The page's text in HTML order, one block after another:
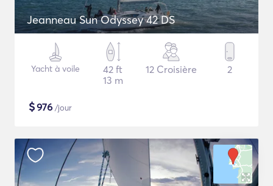
Jeanneau Sun Odyssey 42 DS
Yacht à voile
42 ft
13 m
12 Croisière 2
$976 /jour